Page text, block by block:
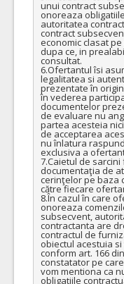
unui contract
onoreaza
autoritatea
contract
economic clasat
dupa ce, in
consultat.
6.Ofertantul îsi
legalitatea si
prezentate în
în vederea
documentelor
de evaluare nu
partea acesteia
de acceptarea
nu înlatura
exclusiva a
7.Caietul de
documentaţia de
cerinţelor pe baza
către fiecare
8.În cazul în care
onoreaza
subsecvent,
contractanta are
contractul de
obiectul acestuia si
conform art. 166
constatator pe
vom mentiona ca
obligatiile